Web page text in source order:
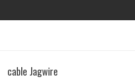
cable Jagwire